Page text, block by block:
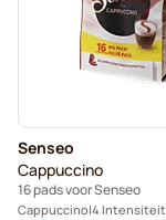
Senseo
Cappuccino
16 pads voor Senseo
Cappuccino 4 Intensiteit